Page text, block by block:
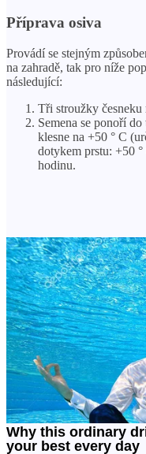
Příprava osiva
Provádí se stejným
na zahradě, tak pro níže
následující:
Tři stroužky
Semena se ponoří
klesne na +50 ° C
dotykem prstu: +50 °
hodinu.